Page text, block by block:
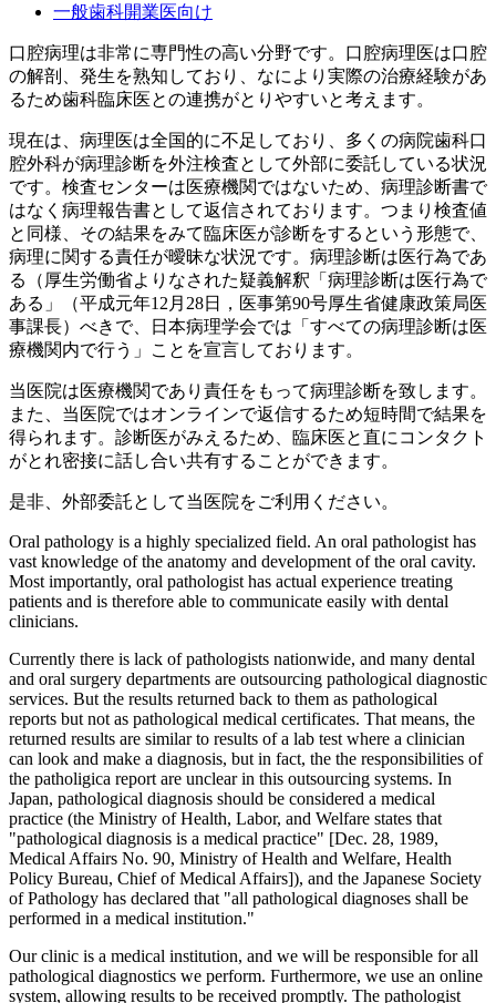
一般歯科開業医向け
口腔病理は非常に専門性の高い分野です。口腔病理医は口腔
の解剖、発生を熟知しており、なにより実際の治療経験があ
るため歯科臨床医との連携がとりやすいと考えます。
現在は、病理医は全国的に不足しており、多くの病院歯科口
腔外科が病理診断を外注検査として外部に委託している状況
です。検査センターは医療機関ではないため、病理診断書で
はなく病理報告書として返信されております。つまり検査値
と同様、その結果をみて臨床医が診断をするという形態で、
病理に関する責任が曖昧な状況です。病理診断は医行為であ
る（厚生労働省よりなされた疑義解釈「病理診断は医行為で
ある」（平成元年12月28日，医事第90号厚生省健康政策局医
事課長）べきで、日本病理学会では「すべての病理診断は医
療機関内で行う」ことを宣言しております。
当医院は医療機関であり責任をもって病理診断を致します。
また、当医院ではオンラインで返信するため短時間で結果を
得られます。診断医がみえるため、臨床医と直にコンタクト
がとれ密接に話し合い共有することができます。
是非、外部委託として当医院をご利用ください。
Oral pathology is a highly specialized field. An oral pathologist has
vast knowledge of the anatomy and development of the oral cavity.
Most importantly, oral pathologist has actual experience treating
patients and is therefore able to communicate easily with dental
clinicians.
Currently there is lack of pathologists nationwide, and many dental
and oral surgery departments are outsourcing pathological diagnostic
services. But the results returned back to them as pathological
reports but not as pathological medical certificates. That means, the
returned results are similar to results of a lab test where a clinician
can look and make a diagnosis, but in fact, the the responsibilities of
the patholigica report are unclear in this outsourcing systems. In
Japan, pathological diagnosis should be considered a medical
practice (the Ministry of Health, Labor, and Welfare states that
"pathological diagnosis is a medical practice" [Dec. 28, 1989,
Medical Affairs No. 90, Ministry of Health and Welfare, Health
Policy Bureau, Chief of Medical Affairs]), and the Japanese Society
of Pathology has declared that "all pathological diagnoses shall be
performed in a medical institution."
Our clinic is a medical institution, and we will be responsible for all
pathological diagnostics we perform. Furthermore, we use an online
system, allowing results to be received promptly. The pathologist